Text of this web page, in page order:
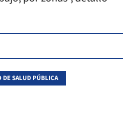
DE SALUD PÚBLICA